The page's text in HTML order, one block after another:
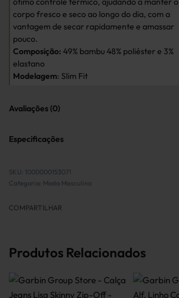
corpo fresco e seco ao longo do dia, com a
vantagem de secar rapidamente e amassar
pouco.
Composição: 49% bambu 48% poliéster e 3%
elastano
Modelagem: Slim Fit
Avaliações (0)
Especificações
1000000153071
Categoria: Moda Masculina
COMPARTILHAR
Produtos Relacionados